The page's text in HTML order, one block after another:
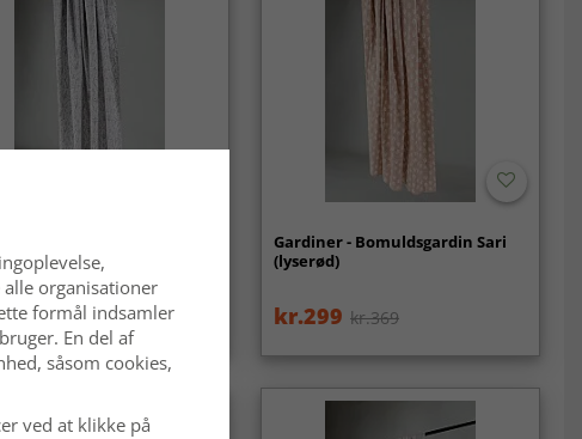
kr.369
Gardiner - Bomuldsgardin Sari
(lyserød)
kr.299 kr.369
alle organisationer
formål indsamler
En del af
såsom cookies,
ved at klikke på